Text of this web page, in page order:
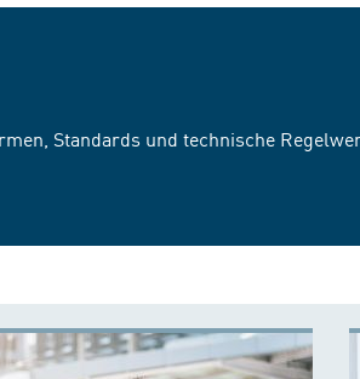
Standards und technische